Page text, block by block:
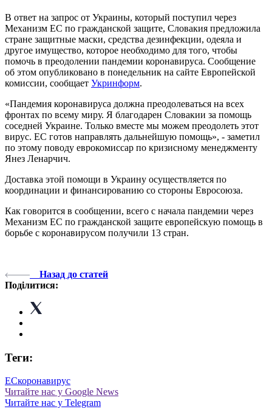
В ответ на запрос от Украины, который поступил через
Механизм ЕС по гражданской защите, Словакия предложила
стране защитные маски, средства дезинфекции, одеяла и
другое имущество, которое необходимо для того, чтобы
помочь в преодолении пандемии коронавируса. Сообщение
об этом опубликовано в понедельник на сайте Европейской
комиссии, сообщает Укринформ.
«Пандемия коронавируса должна преодолеваться на всех
фронтах по всему миру. Я благодарен Словакии за помощь
соседней Украине. Только вместе мы можем преодолеть этот
вирус. ЕС готов направлять дальнейшую помощь», - заметил
по этому поводу еврокомиссар по кризисному менеджменту
Янез Ленарчич.
Доставка этой помощи в Украину осуществляется по
координации и финансированию со стороны Евросоюза.
Как говорится в сообщении, всего с начала пандемии через
Механизм ЕС по гражданской защите европейскую помощь в
борьбе с коронавирусом получили 13 стран.
Назад до статей
Поділитися:
Теги:
ЕСкоронавирус
Читайте нас у Google News
Читайте нас у Telegram